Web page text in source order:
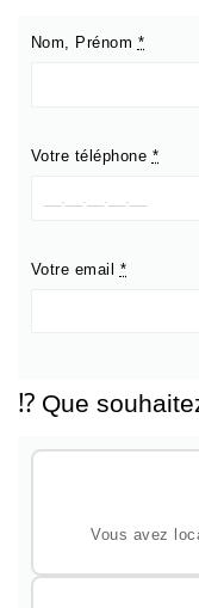
Nom, Prénom *
Votre téléphone *
Votre email *
⁉️ Que
Vous avez